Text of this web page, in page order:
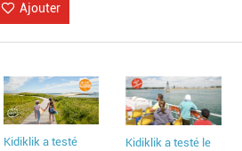
Ajouter
Kidiklik a testé
Kidiklik a testé le